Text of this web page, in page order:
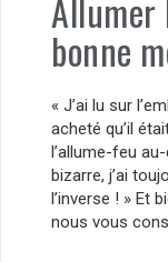
Allumer
bonne
« J’ai lu sur
acheté qu’il
l’allume-feu
bizarre, j’ai
l’inverse ! » Et
nous vous